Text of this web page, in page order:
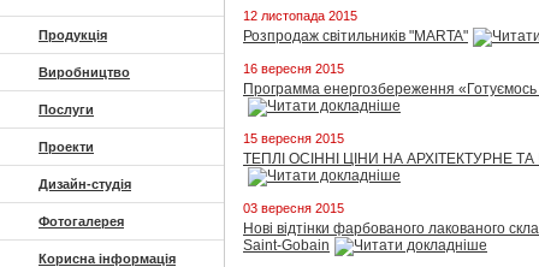
Продукція
Виробництво
Послуги
Проекти
Дизайн-студія
Фотогалерея
Корисна інформація
12 листопада 2015
Розпродаж світильників "MARTA"
16 вересня 2015
Программа енергозбереження
15 вересня 2015
ТЕПЛІ ОСІННІ ЦІНИ НА АРХІТЕКТУРНЕ
03 вересня 2015
Нові відтінки фарбованого лакованого
Saint-Gobain